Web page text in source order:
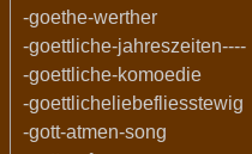
-goethe-werther
-goettliche-jahreszeiten----
-goettliche-komoedie
-goettlicheliebefliesstewig
-gott-atmen-song